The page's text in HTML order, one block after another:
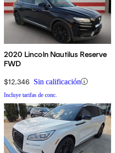
2020 Lincoln Nautilus Reserve
FWD
$12,346 Sin calificación
Incluye tarifas de conc.